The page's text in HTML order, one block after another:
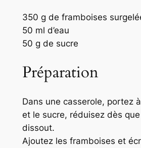
350 g de framboises
50 ml d’eau
50 g de sucre
Préparation
Dans une casserole, portez
et le sucre, réduisez dès
dissout.
Ajoutez les framboises et